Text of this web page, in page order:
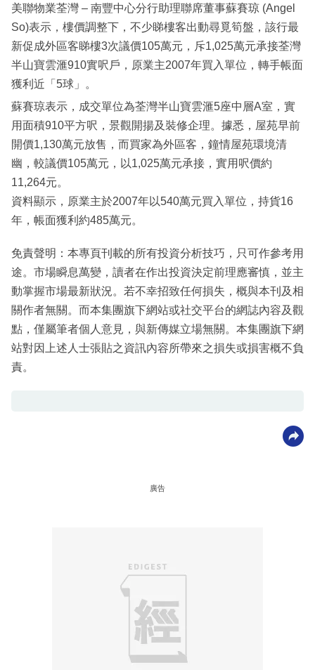
美聯物業荃灣 – 南豐中心分行助理聯席董事蘇賽琼 (Angel
So)表示，樓價調整下，不少睇樓客出動尋覓筍盤，該行最
新促成外區客睇樓3次議價105萬元，斥1,025萬元承接荃灣
半山寶雲滙910實呎戶，原業主2007年買入單位，轉手帳面
獲利近「5球」。
蘇賽琼表示，成交單位為荃灣半山寶雲滙5座中層A室，實
用面積910平方呎，景觀開揚及裝修企理。據悉，屋苑早前
開價1,130萬元放售，而買家為外區客，鐘情屋苑環境清
幽，較議價105萬元，以1,025萬元承接，實用呎價約
11,264元。
資料顯示，原業主於2007年以540萬元買入單位，持貨16
年，帳面獲利約485萬元。
免責聲明：本專頁刊載的所有投資分析技巧，只可作參考用
途。市場瞬息萬變，讀者在作出投資決定前理應審慎，並主
動掌握市場最新狀況。若不幸招致任何損失，概與本刊及相
關作者無關。而本集團旗下網站或社交平台的網誌內容及觀
點，僅屬筆者個人意見，與新傳媒立場無關。本集團旗下網
站對因上述人士張貼之資訊內容所帶來之損失或損害概不負
責。
廣告